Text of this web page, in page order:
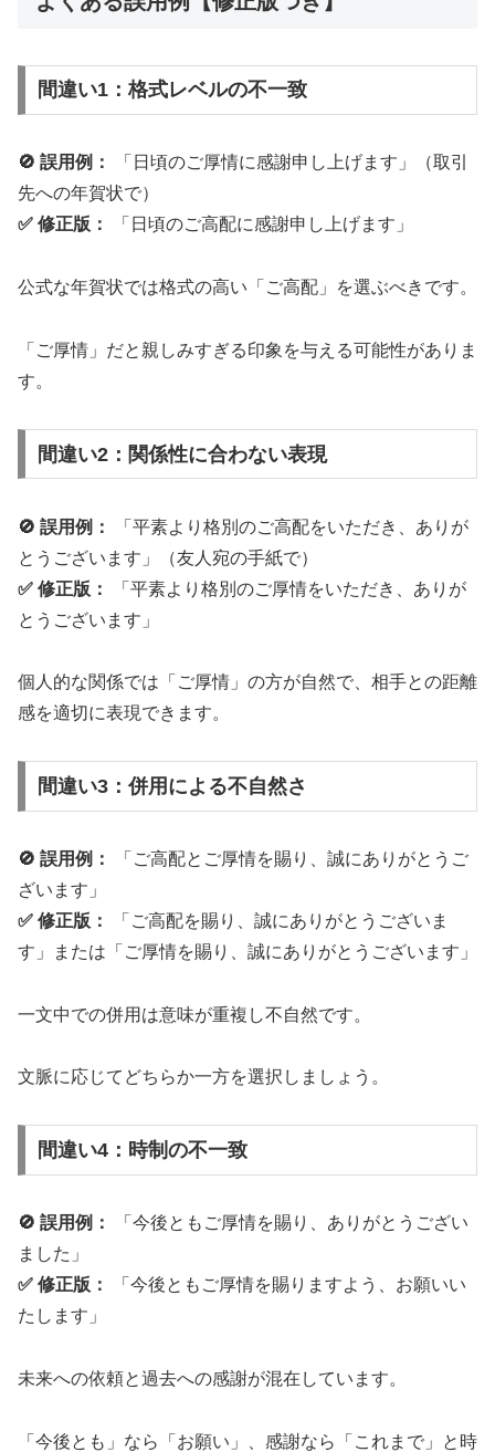
間違い1：格式レベルの不一致
🚫 誤用例：
「日頃のご厚情に感謝申し上げます」（取引
先への年賀状で）
✅ 修正版：
「日頃のご高配に感謝申し上げます」
公式な年賀状では格式の高い「ご高配」を選ぶべきです。
「ご厚情」だと親しみすぎる印象を与える可能性がありま
す。
間違い2：関係性に合わない表現
🚫 誤用例：
「平素より格別のご高配をいただき、ありが
とうございます」（友人宛の手紙で）
✅ 修正版：
「平素より格別のご厚情をいただき、ありが
とうございます」
個人的な関係では「ご厚情」の方が自然で、相手との距離
感を適切に表現できます。
間違い3：併用による不自然さ
🚫 誤用例：
「ご高配とご厚情を賜り、誠にありがとうご
ざいます」
✅ 修正版：
「ご高配を賜り、誠にありがとうございま
す」または「ご厚情を賜り、誠にありがとうございます」
一文中での併用は意味が重複し不自然です。
文脈に応じてどちらか一方を選択しましょう。
間違い4：時制の不一致
🚫 誤用例：
「今後ともご厚情を賜り、ありがとうござい
ました」
✅ 修正版：
「今後ともご厚情を賜りますよう、お願いい
たします」
未来への依頼と過去への感謝が混在しています。
「今後とも」なら「お願い」、感謝なら「これまで」と時